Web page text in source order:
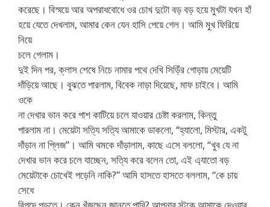
করেছে। বিস্ময়ে আর অপরাধবোধে ওর চোখ দুটো বড় বড় হয়ে মুখটা যখন হাঁ
হয়ে যেতে দেখলাম, আমার কেন যেন হাসি পেয়ে গেল। আমি মুখ ফিরিয়ে
নিয়ে
চলে গেলাম।
দুই দিন পর, ক্লাস শেষে নিচে নামার পথে দেখি সিড়িঁর গোড়ায় মেয়েটি
দাঁড়িয়ে আছে। বুঝতে পারলাম, বিবেক নাড়া দিয়েছে, মাফ চাইবে। আমি
ওকে
না দেখার ভান করে পাশ কাটিয়ে চলে যাওয়ার চেষ্টা করলাম, কিন্তু
পারলাম না। মেয়েটা সত্যি সত্যি আমাকে ডাকলো, “হ্যালো, মিস্টার, একটু
দাঁড়ান না প্লিজ”। আমি থমকে দাঁড়ালাম, কাছে এসে বললো, “খুব যে না
দেখার ভান করে চলে যাচ্ছেন, সত্যি করে বলেন তো, এই এ্যাতো বড়
মেয়েটাকে চোখেই পড়েনি নাকি?” আমি হাসতে হাসতে বললাম, “কে চায়
সেধে